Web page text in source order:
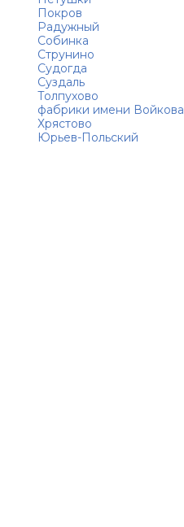
Покров
Радужный
Собинка
Струнино
Судогда
Суздаль
Толпухово
фабрики имени Войкова
Хрястово
Юрьев-Польский